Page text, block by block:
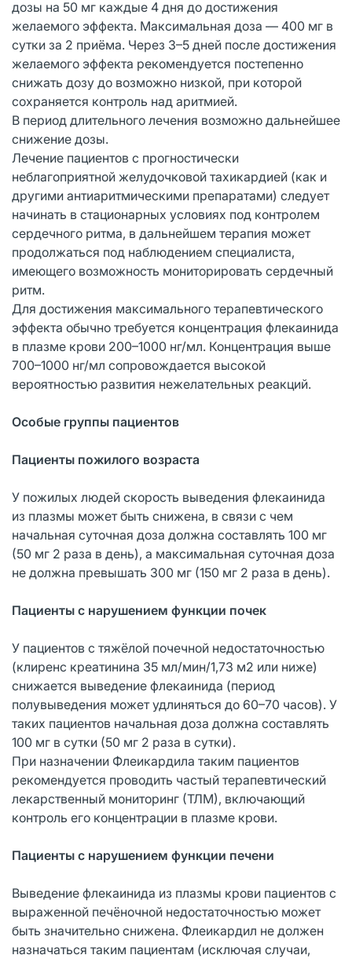
дозы на 50 мг каждые 4 дня до достижения
желаемого эффекта. Максимальная доза — 400 мг в
сутки за 2 приёма. Через 3–5 дней после достижения
желаемого эффекта рекомендуется постепенно
снижать дозу до возможно низкой, при которой
сохраняется контроль над аритмией.
В период длительного лечения возможно дальнейшее
снижение дозы.
Лечение пациентов с прогностически
неблагоприятной желудочковой тахикардией (как и
другими антиаритмическими препаратами) следует
начинать в стационарных условиях под контролем
сердечного ритма, в дальнейшем терапия может
продолжаться под наблюдением специалиста,
имеющего возможность мониторировать сердечный
ритм.
Для достижения максимального терапевтического
эффекта обычно требуется концентрация флекаинида
в плазме крови 200–1000 нг/мл. Концентрация выше
700–1000 нг/мл сопровождается высокой
вероятностью развития нежелательных реакций.
Особые группы пациентов
Пациенты пожилого возраста
У пожилых людей скорость выведения флекаинида
из плазмы может быть снижена, в связи с чем
начальная суточная доза должна составлять 100 мг
(50 мг 2 раза в день), а максимальная суточная доза
не должна превышать 300 мг (150 мг 2 раза в день).
Пациенты с нарушением функции почек
У пациентов с тяжёлой почечной недостаточностью
(клиренс креатинина 35 мл/мин/1,73 м2 или ниже)
снижается выведение флекаинида (период
полувыведения может удлиняться до 60–70 часов). У
таких пациентов начальная доза должна составлять
100 мг в сутки (50 мг 2 раза в сутки).
При назначении Флеикардила таким пациентов
рекомендуется проводить частый терапевтический
лекарственный мониторинг (ТЛМ), включающий
контроль его концентрации в плазме крови.
Пациенты с нарушением функции печени
Выведение флекаинида из плазмы крови пациентов с
выраженной печёночной недостаточностью может
быть значительно снижена. Флеикардил не должен
назначаться таким пациентам (исключая случаи,